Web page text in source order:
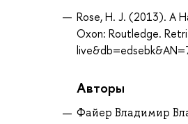
Rose, H. J. (2013). A
Oxon: Routledge.
Авторы
Файер Владимир